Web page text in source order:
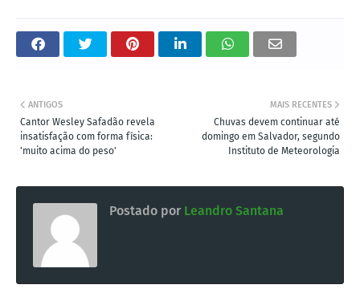
MAIS RECENTES
Chuvas devem continuar até
domingo em Salvador, segundo
Instituto de Meteorologia
ANTIGOS
Cantor Wesley Safadão revela
insatisfação com forma física:
'muito acima do peso'
Postado por Leandro Santana